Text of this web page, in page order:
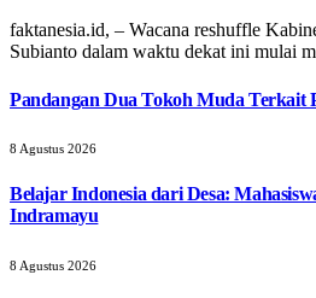
faktanesia.id, – Wacana reshuffle
Subianto dalam waktu dekat ini mulai
Pandangan Dua Tokoh Muda Terkait
8 Agustus 2026
Belajar Indonesia dari Desa:
Indramayu
8 Agustus 2026